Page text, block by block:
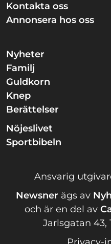
Kontakta oss
Annonsera hos oss
Nyheter
Familj
Guldkorn
Knep
Berättelser
Nöjeslivet
Sportbibeln
Ansvarig
Newsner ägs av
och är en del av
Jarlsgatan 43,